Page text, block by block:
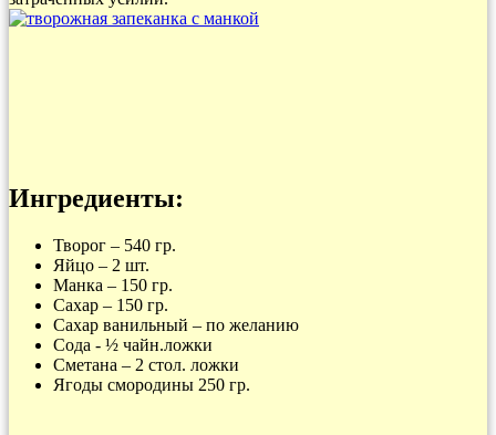
Ингредиенты:
Творог – 540 гр.
Яйцо – 2 шт.
Манка – 150 гр.
Сахар – 150 гр.
Сахар ванильный – по желанию
Сода - ½ чайн.ложки
Сметана – 2 стол. ложки
Ягоды смородины 250 гр.